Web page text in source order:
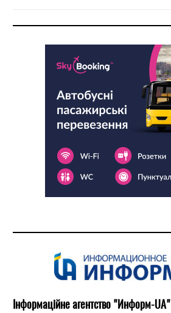
Інформаційне агентство "Информ-UA"